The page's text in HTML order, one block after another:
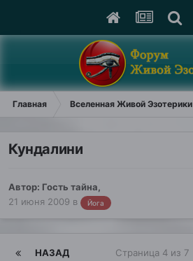
Главная Вселенная Живой Эзотерики
Кундалини
Автор: Гость тайна,
21 июня 2009 в Йога
НАЗАД Страница 4 из 7